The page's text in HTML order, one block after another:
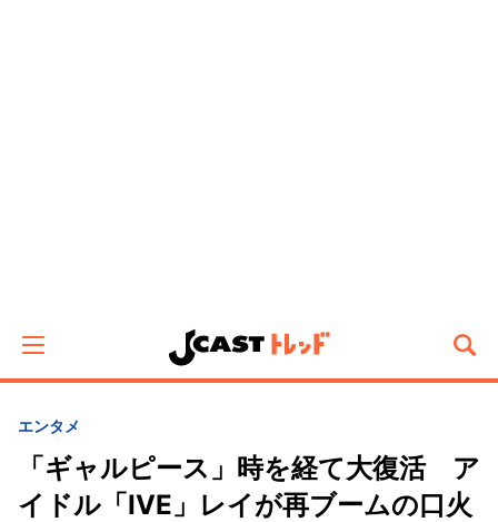
エンタメ
「ギャルピース」時を経て大復活 ア
イドル「IVE」レイが再ブームの口火